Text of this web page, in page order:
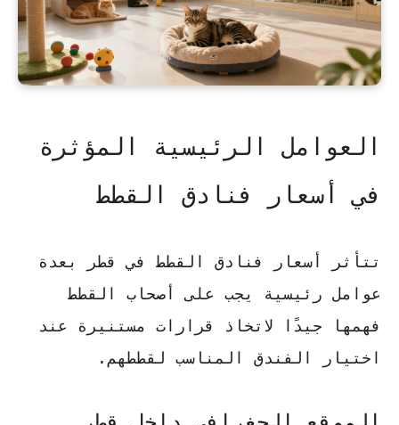
العوامل الرئيسية المؤثرة
في أسعار فنادق القطط
تتأثر أسعار فنادق القطط في قطر بعدة
عوامل رئيسية يجب على أصحاب القطط
فهمها جيدًا لاتخاذ قرارات مستنيرة عند
اختيار الفندق المناسب لقططهم.